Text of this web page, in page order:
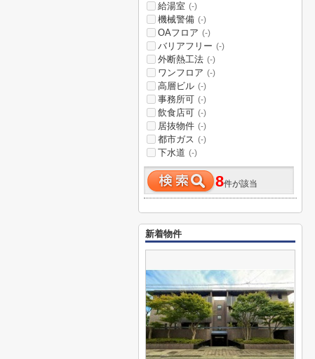
給湯室 (-)
機械警備 (-)
OAフロア (-)
バリアフリー (-)
外断熱工法 (-)
ワンフロア (-)
高層ビル (-)
事務所可 (-)
飲食店可 (-)
居抜物件 (-)
都市ガス (-)
下水道 (-)
8件が該当
新着物件